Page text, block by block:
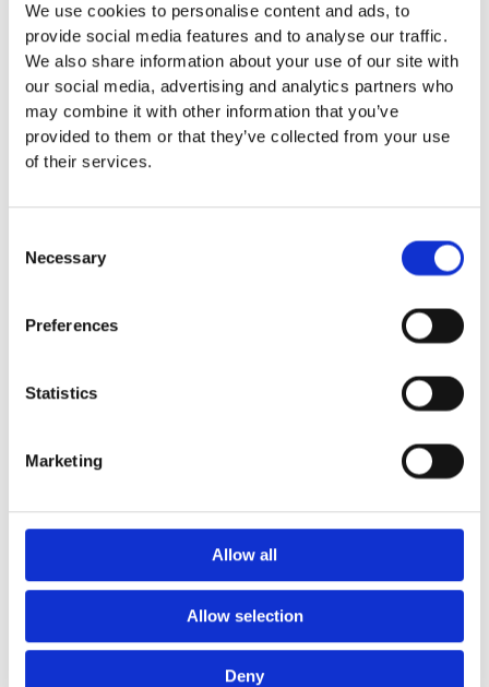
We use cookies to personalise content and ads, to
provide social media features and to analyse our traffic.
We also share information about your use of our site with
our social media, advertising and analytics partners who
may combine it with other information that you’ve
provided to them or that they’ve collected from your use
of their services.
Selection
Necessary
Preferences
Statistics
Marketing
Allow all
Allow selection
Deny
trampoliner blir ett spännande inslag
som de flesta barnen uppskattar. De
tar inte mycket plats och de fälls ner
i marken så de kan med fördel
monteras mellan lekplatsutrustning
där det finns lediga ytor. När barnen
Euroflex fallskyddsmatta 30
mm - för fallhöjd till och med
Euroflex fallskyddsmatta 40
mm - för fallhöjd 1,2 meter
Euroflex fallskyddsmatta 50
mm - för fallhöjd 1,5 meter
mm – för fallhöjd 1,7 meter
Euroflex fallskyddsmatta 70
mm - för fallhöjd 2,4 meter
meter
Nordic rubber safe tiles 40
mm – fallhöjd upp till 1,5 m